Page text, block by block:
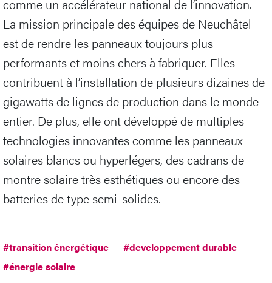
comme un accélérateur national de l’innovation.
La mission principale des équipes de Neuchâtel
est de rendre les panneaux toujours plus
performants et moins chers à fabriquer. Elles
contribuent à l’installation de plusieurs dizaines de
gigawatts de lignes de production dans le monde
entier. De plus, elle ont développé de multiples
technologies innovantes comme les panneaux
solaires blancs ou hyperlégers, des cadrans de
montre solaire très esthétiques ou encore des
batteries de type semi-solides.
#transition énergétique
#developpement durable
#énergie solaire